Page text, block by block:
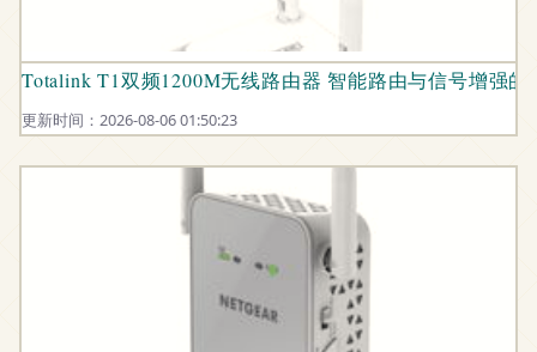
Totalink T1双频1200M无线路由器 智能路由与信号增强
更新时间：2026-08-06 01:50:23